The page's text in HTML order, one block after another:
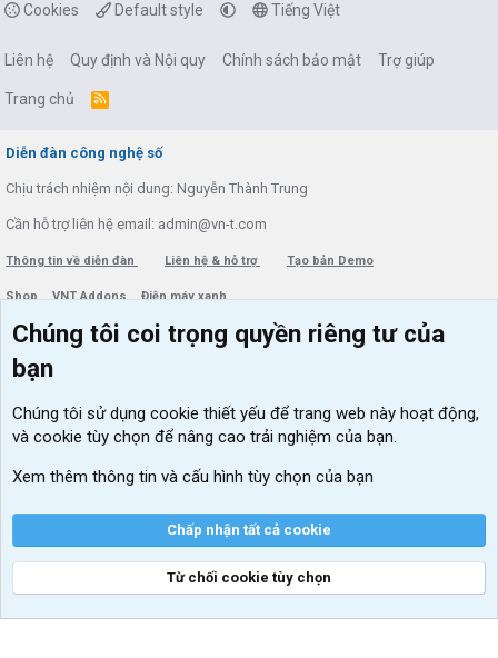
Cookies Default style Tiếng Việt
Liên hệ Quy định và Nội quy Chính sách bảo mật Trợ giúp
Trang chủ
R
Diễn đàn công nghệ số
Chịu trách nhiệm nội dung: Nguyễn Thành Trung
Cần hỗ trợ liên hệ email: admin@vn-t.com
Thông tin về diễn đàn Liên hệ & hỗ trợ Tạo bản Demo
Shop VNT Addons Điện máy xanh
Menu thành viên
Đăng nhập
Diễn đàn
Kích hoạt Windows/ Office miễn phí
VIP add-ons Xenforo
Khuyến mãi và tài trợ
Chúng tôi coi trọng quyền riêng tư của
bạn
Chúng tôi sử dụng cookie thiết yếu để trang web này hoạt động,
và cookie tùy chọn để nâng cao trải nghiệm của bạn.
Xem thêm thông tin và cấu hình tùy chọn của bạn
Chấp nhận tất cả cookie
Từ chối cookie tùy chọn